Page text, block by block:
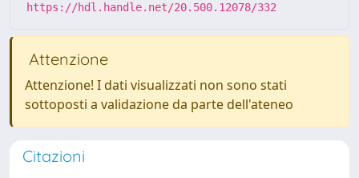
https://hdl.handle.net/20.500.12078/332
Attenzione
Attenzione! I dati visualizzati non sono stati
sottoposti a validazione da parte dell'ateneo
Citazioni